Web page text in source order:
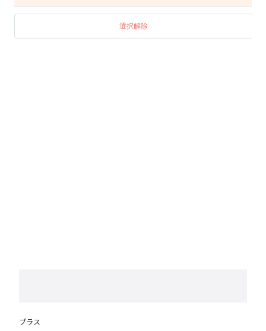
■快適な座り心地
長時間の着座でも疲労感を和らげます。
選択解除
プラス